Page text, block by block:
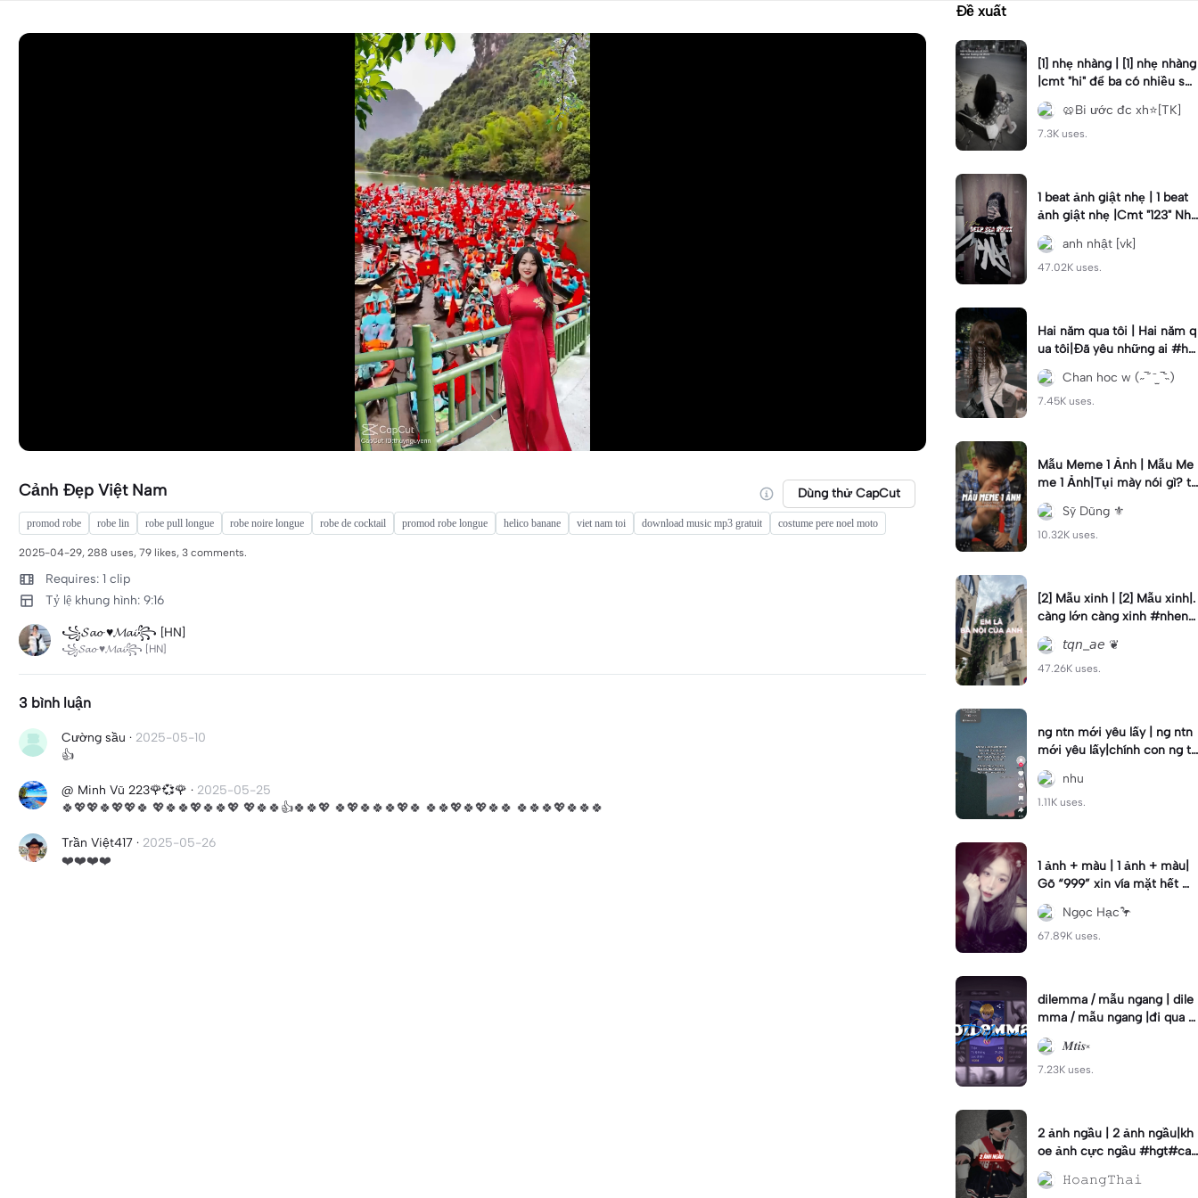
Cảnh Đẹp Việt Nam Dùng thử CapCut
promod robe robe lin robe pull longue robe noire longue robe de cocktail promod robe longue helico banane viet nam toi download music mp3 gratuit costume pere noel moto
2025-04-29, 288 uses, 79 likes, 3 comments.
Requires: 1 clip
Tỷ lệ khung hình: 9:16
꧁𝓢𝓪𝓸 ♥𝓜𝓪𝓲꧂ [HN]
꧁𝓢𝓪𝓸 ♥𝓜𝓪𝓲꧂ [HN]
3 bình luận
Cường sầu · 2025-05-10
👍
@ Minh Vũ 223🌹💞🌹 · 2025-05-25
🍀💖💖🍀💖💖🍀 💖🍀🍀💖🍀🍀💖 💖🍀🍀👍🍀🍀💖 🍀💖🍀🍀🍀💖🍀 🍀🍀💖🍀💖🍀🍀 🍀🍀🍀💖🍀🍀🍀
Trần Việt417 · 2025-05-26
❤️❤️❤️❤️
Đề xuất
[1] nhẹ nhàng | [1] nhẹ nhàng
|cmt "hi" để ba có nhiều sứ
c khỏe #sad#storymau
🥨Bi ước đc xh⭐[TK]
7.3K uses.
1 beat ảnh giật nhẹ | 1 beat
ảnh giật nhẹ |Cmt "123" Nhã
Vía Tình Yêu Lâu Dài#dkhoa
_06#vk#1anh
anh nhật [vk]
47.02K uses.
Hai năm qua tôi | Hai năm q
ua tôi|Đã yêu những ai #hel
lo2024 #capcuteoy2023 #
xuhuongChan hoc w (˶‾᷄ ⁻̫ ‾᷅˵)
7.45K uses.
Mẫu Meme 1 Ảnh | Mẫu Me
me 1 Ảnh|Tụi mày nói gì? t
ụi mày nói đi 2 là k sợ 1 ai h
ả #nsdSỹ Dũng ⚜️
10.32K uses.
[2] Mẫu xinh | [2] Mẫu xinh|.
càng lớn càng xinh #nhenh
ang #ntnga #viral #2photo
s
𝘵𝘲𝘯_𝘢𝘦 ❦
47.26K uses.
ng ntn mới yêu lấy | ng ntn
mới yêu lấy|chính con ng tô
i? #xh
nhu
1.11K uses.
1 ảnh + màu | 1 ảnh + màu|
Gõ “999” xin vía mặt hết m
ụn🌹#capcuteoy2023 #311
2 #xhNgọc Hạc🦩
67.89K uses.
dilemma / mẫu ngang | dile
mma / mẫu ngang |đi qua n
hấn "2024" năm mới may
mới tốt đẹp 🥰 #nd
𝑴𝒕𝒊𝒔༝
7.23K uses.
2 ảnh ngầu | 2 ảnh ngầu|kh
oe ảnh cực ngầu #hgt#cap
cuteoy2023#hgt
𝙷𝚘𝚊𝚗𝚐𝚃𝚑𝚊𝚒